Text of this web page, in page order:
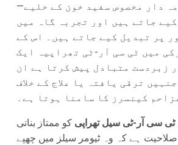
دار مخصوص سفید خون کے خلیے—
جاتے ہیں اور تجربہ گاہ میں
پر تبدیل کیے جاتے ہیں۔ اس کے
میں ٹی سی آر-ٹی تھراپیہ ایک
زبردست متبادل پیش کرتا ہے ان
ترقی یافتہ یا علاج کے خلاف
کینسرز کا سامنا ہوتا ہے۔
ٹی سی آر-ٹی سیل تھراپی کو ممتاز بناتی
ہے کہ وہ ٹیومر سیلز میں چھپے